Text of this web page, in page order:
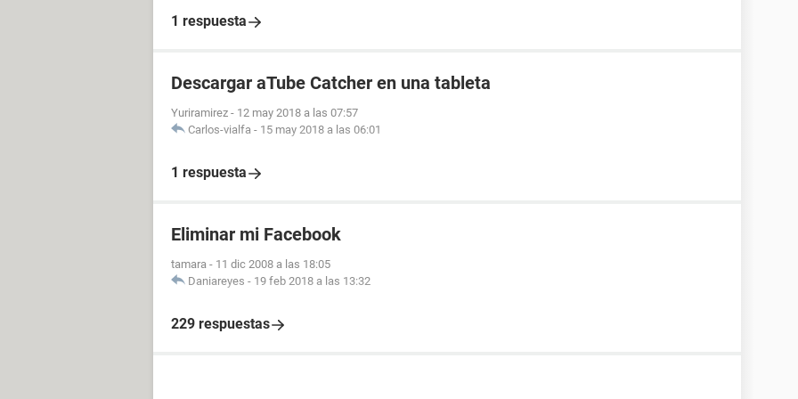
1 respuesta
Descargar aTube Catcher en una tableta
Yuriramirez - 12 may 2018 a las 07:57
Carlos-vialfa - 15 may 2018 a las 06:01
1 respuesta
Eliminar mi Facebook
tamara - 11 dic 2008 a las 18:05
Daniareyes - 19 feb 2018 a las 13:32
229 respuestas